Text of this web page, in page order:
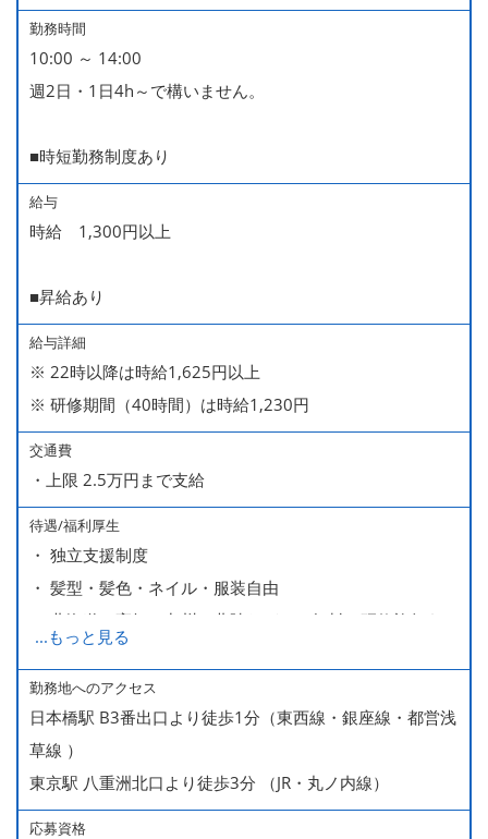
勤務時間
10:00 ～ 14:00
週2日・1日4h～で構いません。
■時短勤務制度あり
給与
時給 1,300円以上
■昇給あり
給与詳細
※ 22時以降は時給1,625円以上
※ 研修期間（40時間）は時給1,230円
交通費
・上限 2.5万円まで支給
待遇/福利厚生
・ 独立支援制度
・ 髪型・髪色・ネイル・服装自由
・ 北海道や高知、九州、北陸などへの無料の研修旅行あり
ます
・ 無料の美味しい まかない食 あり
...もっと見る
勤務地へのアクセス
日本橋駅 B3番出口より徒歩1分（東西線・銀座線・都営浅
草線 ）
東京駅 八重洲北口より徒歩3分 （JR・丸ノ内線）
応募資格